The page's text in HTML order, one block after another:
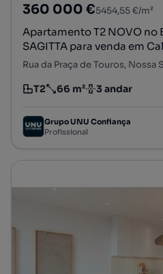
360 000 €5454,55 €/m²
Apartamento T2 NOVO
SAGITTA para venda em
Tipologia
T2
Preço por metro quadrado
66 m²
Andar 3 andar
Grupo UNU Confiança
Profissional